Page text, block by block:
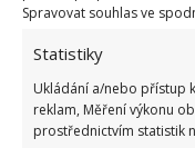
Spravovat souhlas ve
Statistiky
Ukládání a/nebo přístup
reklam, Měření výkonu
prostřednictvím statistik
přípravek
mnoha případech
pomocníkem.